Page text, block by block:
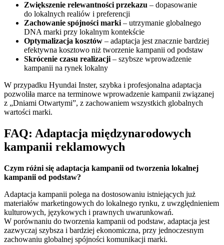
Zwiększenie relewantności przekazu – dopasowanie
do lokalnych realiów i preferencji
Zachowanie spójności marki – utrzymanie globalnego
DNA marki przy lokalnym kontekście
Optymalizacja kosztów – adaptacja jest znacznie bardziej
efektywna kosztowo niż tworzenie kampanii od podstaw
Skrócenie czasu realizacji – szybsze wprowadzenie
kampanii na rynek lokalny
W przypadku Hyundai Inster, szybka i profesjonalna adaptacja
pozwoliła marce na terminowe wprowadzenie kampanii związanej
z „Dniami Otwartymi”, z zachowaniem wszystkich globalnych
wartości marki.
FAQ: Adaptacja międzynarodowych
kampanii reklamowych
Czym różni się adaptacja kampanii od tworzenia lokalnej
kampanii od podstaw?
Adaptacja kampanii polega na dostosowaniu istniejących już
materiałów marketingowych do lokalnego rynku, z uwzględnieniem
kulturowych, językowych i prawnych uwarunkowań.
W porównaniu do tworzenia kampanii od podstaw, adaptacja jest
zazwyczaj szybsza i bardziej ekonomiczna, przy jednoczesnym
zachowaniu globalnej spójności komunikacji marki.